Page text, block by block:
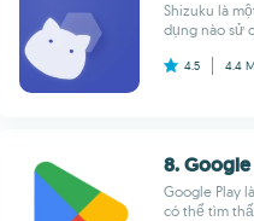
Shizuku là
dụng nào sử
4.5 4.4 M
8. Google
Google Play
có thể tìm